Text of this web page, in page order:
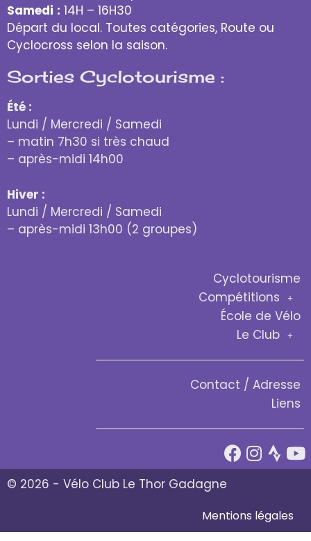
Samedi : 14H – 16H30
Départ du local. Toutes catégories, Route ou
Cyclocross selon la saison.
Sorties Cyclotourisme :
Été :
Lundi / Mercredi / Samedi
– matin 7h30 si très chaud
– après-midi 14h00
Hiver :
Lundi / Mercredi / Samedi
– après-midi 13h00 (2 groupes)
Cyclotourisme
Compétitions
École de Vélo
Le Club
Contact / Adresse
Liens
© 2026 - Vélo Club Le Thor Gadagne
Mentions légales